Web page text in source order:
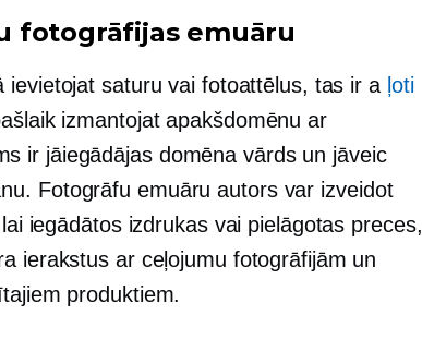
fotogrāfijas emuāru
ievietojat saturu vai fotoattēlus, tas ir a ļoti
izmantojat apakšdomēnu ar
ir jāiegādājas domēna vārds un jāveic
Fotogrāfu emuāru autors var izveidot
iegādātos izdrukas vai pielāgotas preces,
ierakstus ar ceļojumu fotogrāfijām un
produktiem.